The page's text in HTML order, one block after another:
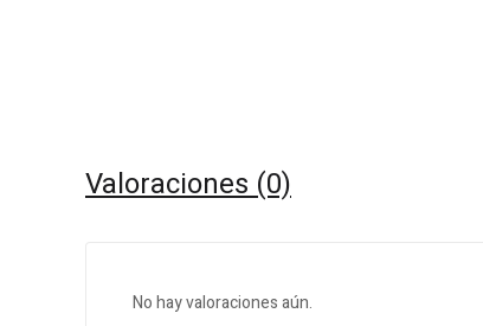
Valoraciones (0)
No hay valoraciones aún.